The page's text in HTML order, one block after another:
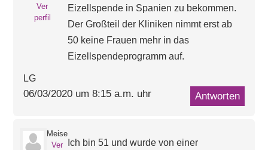
Ver
perfil
Eizellspende in Spanien zu bekommen.
Der Großteil der Kliniken nimmt erst ab
50 keine Frauen mehr in das
Eizellspendeprogramm auf.
LG
06/03/2020 um 8:15 a.m. uhr Antworten
Meise
Ver
Ich bin 51 und wurde von einer